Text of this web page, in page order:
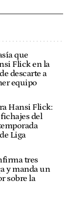
que
Flick en la
descarte a
equipo
Hansi Flick:
del
Liga
tres
y manda un
sobre la